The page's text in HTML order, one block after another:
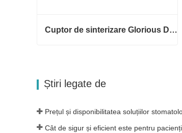
Cuptor de sinterizare Glorious Dental F5 Max
Știri legate de
Cât de sigur și eficient este pentru